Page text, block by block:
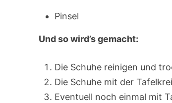
Pinsel
Und so wird’s gemacht:
Die Schuhe reinigen und
Die Schuhe mit der
Eventuell noch einmal mit